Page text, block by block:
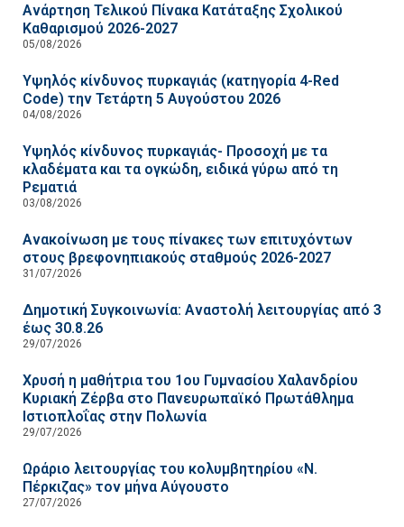
Ανάρτηση Τελικού Πίνακα Κατάταξης Σχολικού
Καθαρισμού 2026-2027
05/08/2026
Υψηλός κίνδυνος πυρκαγιάς (κατηγορία 4-Red
Code) την Τετάρτη 5 Αυγούστου 2026
04/08/2026
Υψηλός κίνδυνος πυρκαγιάς- Προσοχή με τα
κλαδέματα και τα ογκώδη, ειδικά γύρω από τη
Ρεματιά
03/08/2026
Ανακοίνωση με τους πίνακες των επιτυχόντων
στους βρεφονηπιακούς σταθμούς 2026-2027
31/07/2026
Δημοτική Συγκοινωνία: Αναστολή λειτουργίας από 3
έως 30.8.26
29/07/2026
Χρυσή η μαθήτρια του 1ου Γυμνασίου Χαλανδρίου
Κυριακή Ζέρβα στο Πανευρωπαϊκό Πρωτάθλημα
Ιστιοπλοΐας στην Πολωνία
29/07/2026
Ωράριο λειτουργίας του κολυμβητηρίου «Ν.
Πέρκιζας» τον μήνα Αύγουστο
27/07/2026